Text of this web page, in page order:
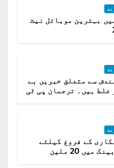
بہترین موبائل نیٹ
سے متعلق خبریں بے
بنیاد اور غلط ہیں۔ ترجمان پی ٹی
کے فروغ کیلئے
موبی لنک بینک میں 20 ملین